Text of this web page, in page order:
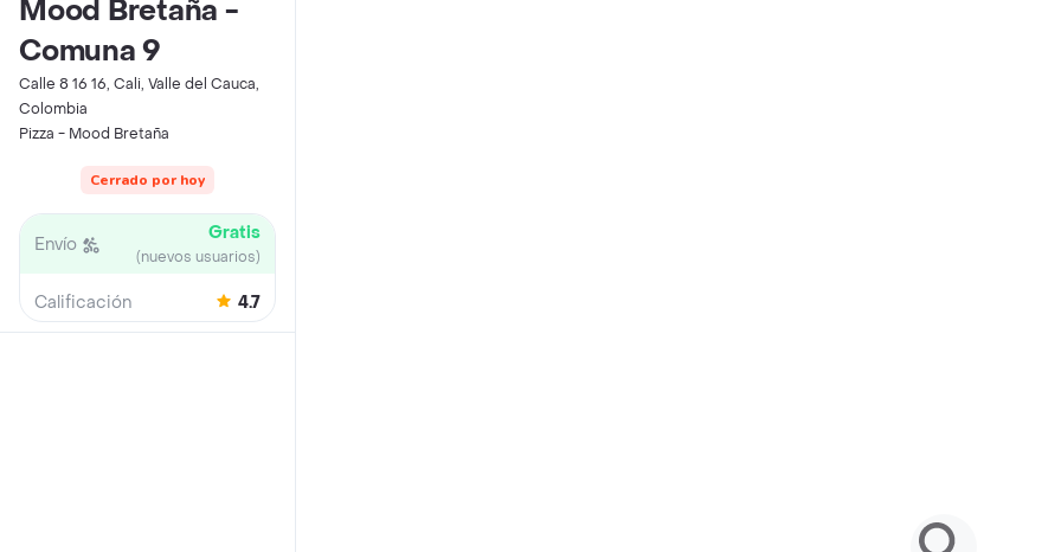
Mood Bretaña -
Comuna 9
Calle 8 16 16, Cali, Valle del Cauca,
Colombia
Pizza - Mood Bretaña
Cerrado por hoy
Envío Gratis
(nuevos usuarios)
Calificación 4.7